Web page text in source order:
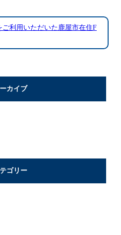
利用いただいた鹿屋市在住F
カイブ
ゴリー